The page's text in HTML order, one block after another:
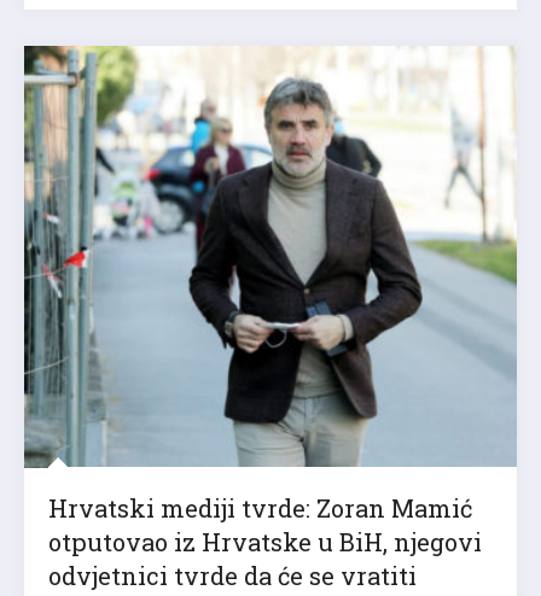
Hrvatski mediji tvrde: Zoran Mamić
otputovao iz Hrvatske u BiH, njegovi
odvjetnici tvrde da će se vratiti